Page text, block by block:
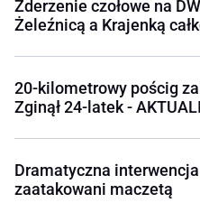
Zderzenie czołowe na
Żeleźnicą a Krajenką
20-kilometrowy pościg
Zginął 24-latek -
Dramatyczna
zaatakowani maczetą